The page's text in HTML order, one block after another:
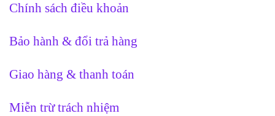
Chính sách điều khoản
Bảo hành & đổi trả hàng
Giao hàng & thanh toán
Miễn trừ trách nhiệm